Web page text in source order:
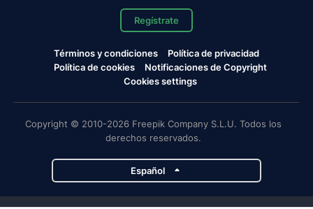
Regístrate
Términos y condiciones
Política de privacidad
Política de cookies
Notificaciones de Copyright
Cookies settings
Copyright © 2010-2026 Freepik Company S.L.U. Todos los
derechos reservados.
Español